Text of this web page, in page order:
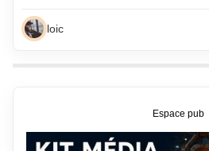
loic
Espace pub